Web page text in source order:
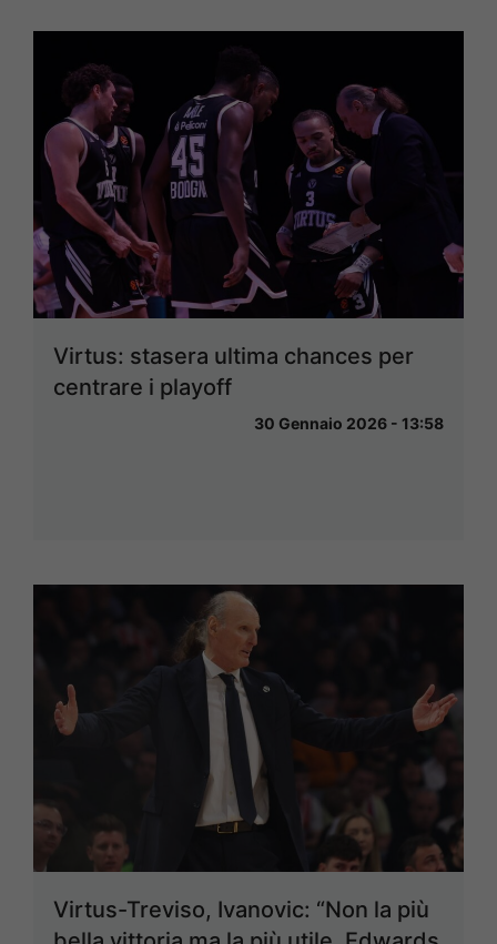
Virtus: stasera ultima chances per
centrare i playoff
30 Gennaio 2026 - 13:58
Virtus-Treviso, Ivanovic: “Non la più